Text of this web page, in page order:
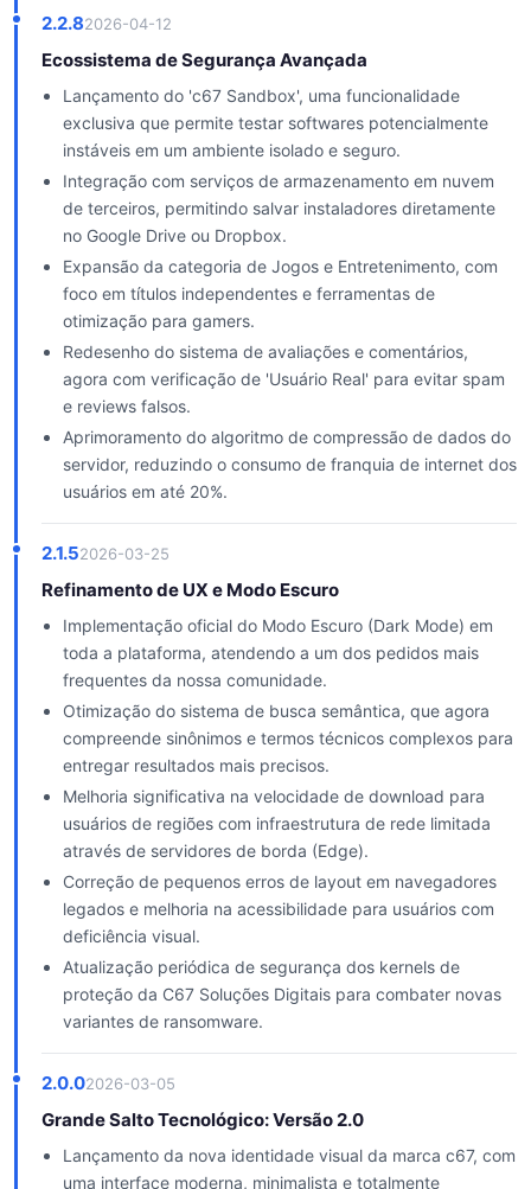
2.2.82026-04-12
Ecossistema de Segurança Avançada
Lançamento do 'c67 Sandbox', uma funcionalidade
exclusiva que permite testar softwares potencialmente
instáveis em um ambiente isolado e seguro.
Integração com serviços de armazenamento em nuvem
de terceiros, permitindo salvar instaladores diretamente
no Google Drive ou Dropbox.
Expansão da categoria de Jogos e Entretenimento, com
foco em títulos independentes e ferramentas de
otimização para gamers.
Redesenho do sistema de avaliações e comentários,
agora com verificação de 'Usuário Real' para evitar spam
e reviews falsos.
Aprimoramento do algoritmo de compressão de dados do
servidor, reduzindo o consumo de franquia de internet dos
usuários em até 20%.
2.1.52026-03-25
Refinamento de UX e Modo Escuro
Implementação oficial do Modo Escuro (Dark Mode) em
toda a plataforma, atendendo a um dos pedidos mais
frequentes da nossa comunidade.
Otimização do sistema de busca semântica, que agora
compreende sinônimos e termos técnicos complexos para
entregar resultados mais precisos.
Melhoria significativa na velocidade de download para
usuários de regiões com infraestrutura de rede limitada
através de servidores de borda (Edge).
Correção de pequenos erros de layout em navegadores
legados e melhoria na acessibilidade para usuários com
deficiência visual.
Atualização periódica de segurança dos kernels de
proteção da C67 Soluções Digitais para combater novas
variantes de ransomware.
2.0.02026-03-05
Grande Salto Tecnológico: Versão 2.0
Lançamento da nova identidade visual da marca c67, com
uma interface moderna, minimalista e totalmente